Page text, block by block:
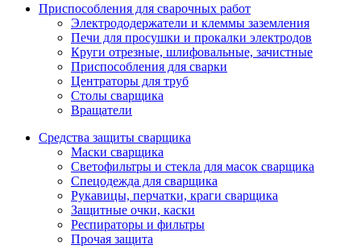
Приспособления для сварочных работ
Электрододержатели и клеммы заземления
Печи для просушки и прокалки электродов
Круги отрезные, шлифовальные, зачистные
Приспособления для сварки
Центраторы для труб
Столы сварщика
Вращатели
Средства защиты сварщика
Маски сварщика
Светофильтры и стекла для масок сварщика
Спецодежда для сварщика
Рукавицы, перчатки, краги сварщика
Защитные очки, каски
Респираторы и фильтры
Прочая защита